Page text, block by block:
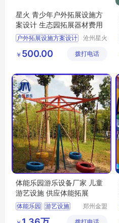
星火 青少年户外拓展设施方
案设计 生态园拓展器材费用
户外拓展设施方案设计
团建娱乐项目
小区健身器械
沧州星火
有限公司
￥ 500.00 拨打电话
体能乐园游乐设备厂家 儿童
游艺设施 供应体能拓展
体能乐园 游艺设施
郑州金盟